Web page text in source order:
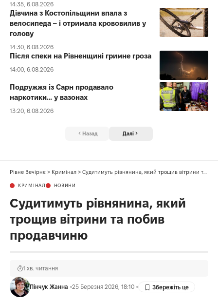
14:35, 6.08.2026
Дівчина з Костопільщини впала з
велосипеда – і отримала крововилив у
голову
14:30, 6.08.2026
Після спеки на Рівненщині гримне гроза
14:00, 6.08.2026
Подружжя із Сарн продавало
наркотики… у вазонах
13:20, 6.08.2026
Назад Далі
Рівне Вечірнє > Кримінал > Судитимуть рівнянина, який трощив вітрини та побив продавчиню
КРИМІНАЛ НОВИНИ
Судитимуть рівнянина, який
трощив вітрини та побив
продавчиню
Пінчук Жанна 25 Березня 2026, 18:10
1 хв. читання